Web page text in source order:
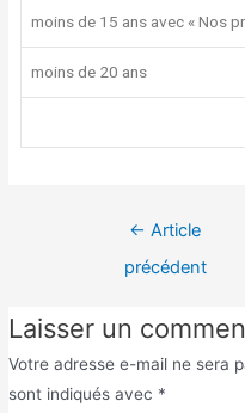
moins de 15 ans avec « Nos
moins de 20 ans
← Article
précédent
Laisser un
Votre adresse e-mail ne sera
sont indiqués avec *